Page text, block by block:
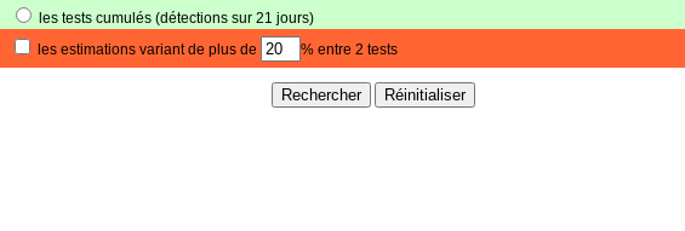
les tests cumulés (détections sur 21 jours)
les estimations variant de plus de % entre 2 tests